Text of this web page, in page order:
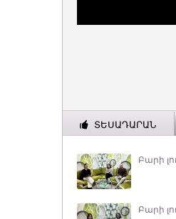
ՏԵՍԱԴԱՐԱՆ
Բարի
Բարի